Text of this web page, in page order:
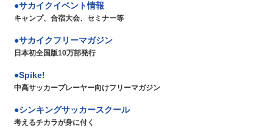
サカイクイベント情報
キャンプ、合宿大会、セミナー等
サカイクフリーマガジン
日本初全国版10万部発行
Spike!
中高サッカープレーヤー向けフリーマガジン
シンキングサッカースクール
考えるチカラが身に付く